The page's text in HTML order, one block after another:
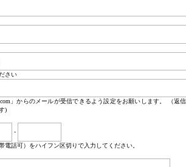
さい
」からのメールが受信できるよう設定をお願いします。 （返信
)
-
電話可）をハイフン区切りで入力してください。